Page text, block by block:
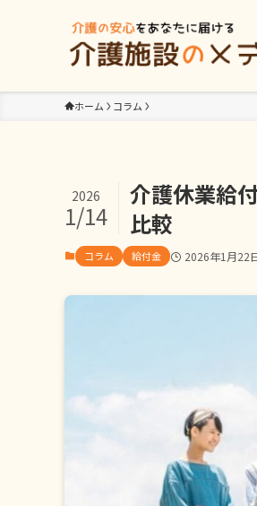
ホーム コラム
介護休業給
比較
2026
1/14
コラム 給付金 2026年1月22